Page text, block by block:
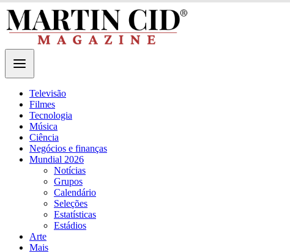
Televisão
Filmes
Tecnologia
Música
Ciência
Negócios e finanças
Mundial 2026
Notícias
Grupos
Calendário
Seleções
Estatísticas
Estádios
Arte
Mais